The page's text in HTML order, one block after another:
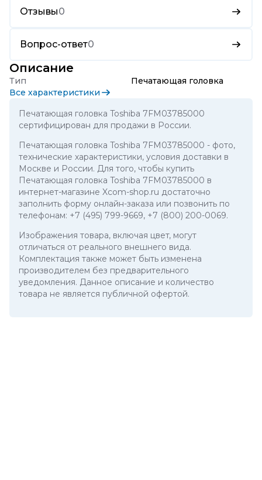
Отзывы0
Вопрос-ответ0
Описание
Тип
Печатающая головка
Все характеристики
Печатающая головка Toshiba 7FM03785000
сертифицирован для продажи в России.
Печатающая головка Toshiba 7FM03785000 - фото,
технические характеристики, условия доставки в
Москве и России. Для того, чтобы купить
Печатающая головка Toshiba 7FM03785000 в
интернет-магазине Xcom-shop.ru достаточно
заполнить форму онлайн-заказа или позвонить по
телефонам: +7 (495) 799-9669, +7 (800) 200-0069.
Изображения товара, включая цвет, могут
отличаться от реального внешнего вида.
Комплектация также может быть изменена
производителем без предварительного
уведомления. Данное описание и количество
товара не является публичной офертой.